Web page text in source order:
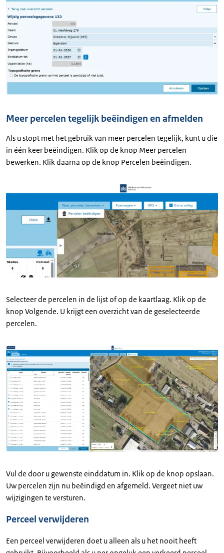
Meer percelen tegelijk beëindigen en afmelden
Als u stopt met het gebruik van meer percelen tegelijk, kunt u die
in één keer beëindigen. Klik op de knop Meer percelen
bewerken. Klik daarna op de knop Percelen beëindigen.
Selecteer de percelen in de lijst of op de kaartlaag. Klik op de
knop Volgende. U krijgt een overzicht van de geselecteerde
percelen.
Vul de door u gewenste einddatum in. Klik op de knop opslaan.
Uw percelen zijn nu beëindigd en afgemeld. Vergeet niet uw
wijzigingen te versturen.
Perceel verwijderen
Een perceel verwijderen doet u alleen als u het nooit heeft